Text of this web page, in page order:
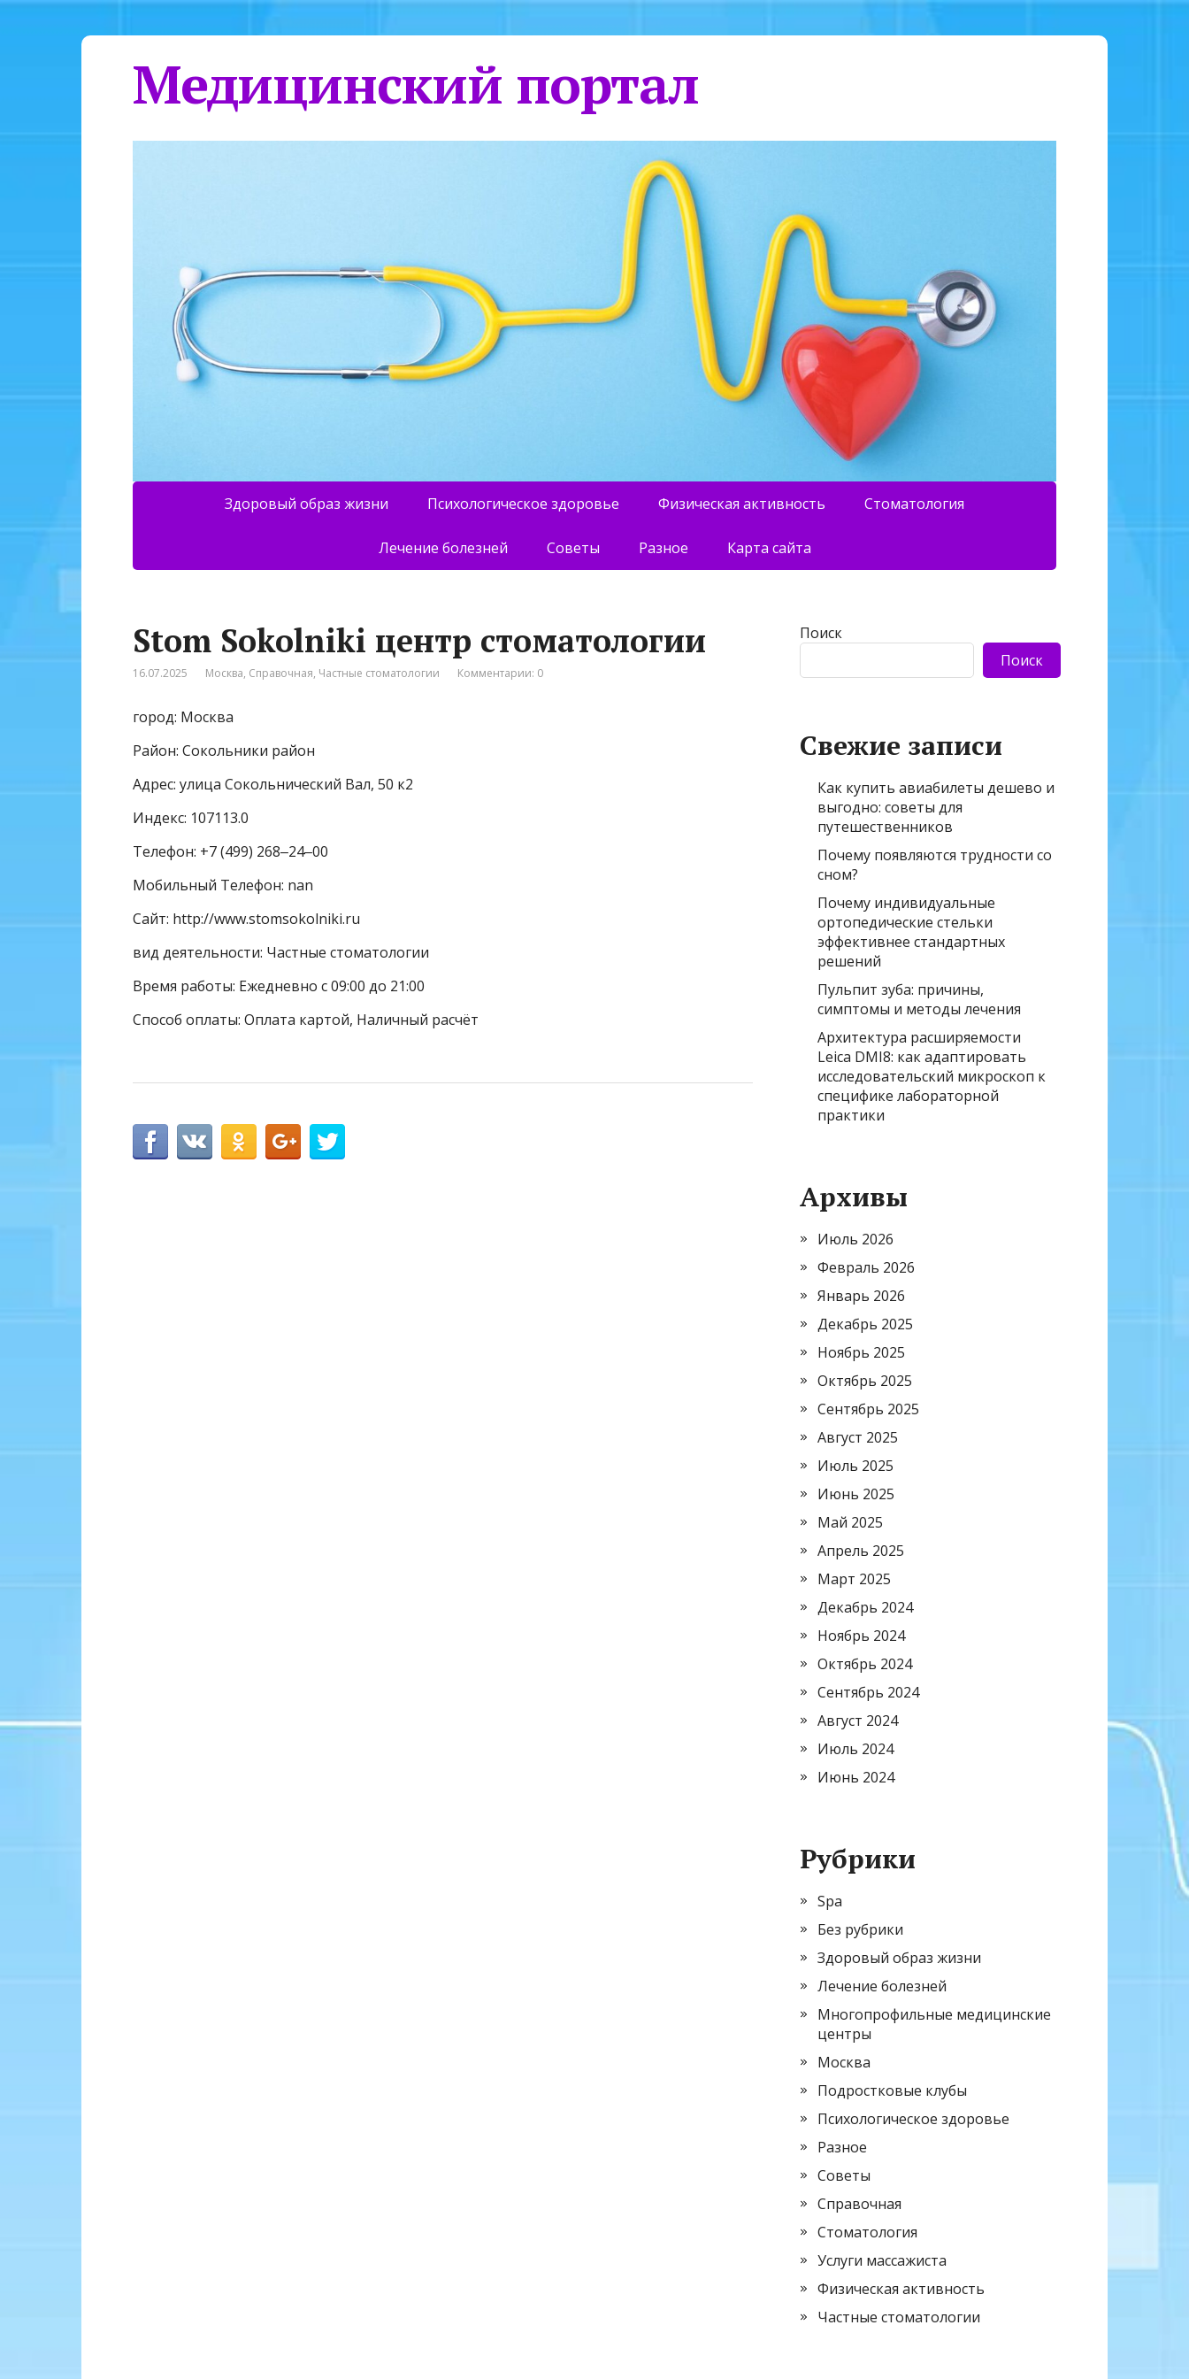
Медицинский портал
Здоровый образ жизни Психологическое здоровье Физическая активность Стоматология
Лечение болезней Советы Разное Карта сайта
Stom Sokolniki центр стоматологии
16.07.2025 Москва, Справочная, Частные стоматологии Комментарии: 0
город: Москва
Район: Сокольники район
Адрес: улица Сокольнический Вал, 50 к2
Индекс: 107113.0
Телефон: +7 (499) 268‒24‒00
Мобильный Телефон: nan
Сайт: http://www.stomsokolniki.ru
вид деятельности: Частные стоматологии
Время работы: Ежедневно с 09:00 до 21:00
Способ оплаты: Оплата картой, Наличный расчёт
Поиск
Поиск
Свежие записи
Как купить авиабилеты дешево и
выгодно: советы для
путешественников
Почему появляются трудности со
сном?
Почему индивидуальные
ортопедические стельки
эффективнее стандартных
решений
Пульпит зуба: причины,
симптомы и методы лечения
Архитектура расширяемости
Leica DMI8: как адаптировать
исследовательский микроскоп к
специфике лабораторной
практики
Архивы
Июль 2026
Февраль 2026
Январь 2026
Декабрь 2025
Ноябрь 2025
Октябрь 2025
Сентябрь 2025
Август 2025
Июль 2025
Июнь 2025
Май 2025
Апрель 2025
Март 2025
Декабрь 2024
Ноябрь 2024
Октябрь 2024
Сентябрь 2024
Август 2024
Июль 2024
Июнь 2024
Рубрики
Spa
Без рубрики
Здоровый образ жизни
Лечение болезней
Многопрофильные медицинские
центры
Москва
Подростковые клубы
Психологическое здоровье
Разное
Советы
Справочная
Стоматология
Услуги массажиста
Физическая активность
Частные стоматологии